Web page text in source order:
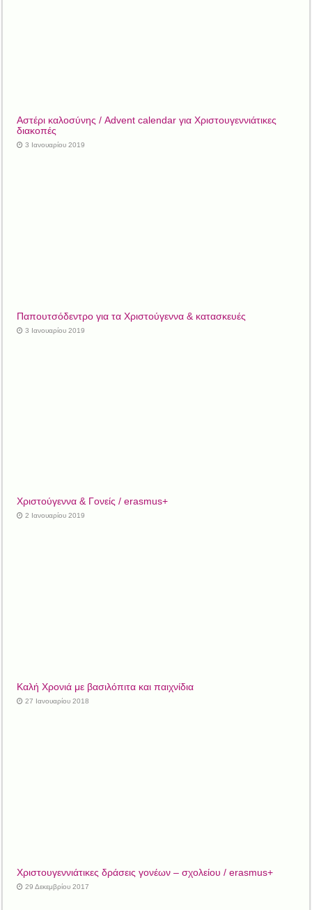
Αστέρι καλοσύνης / Advent calendar για Χριστουγεννιάτικες
διακοπές
3 Ιανουαρίου 2019
Παπουτσόδεντρο για τα Χριστούγεννα & κατασκευές
3 Ιανουαρίου 2019
Χριστούγεννα & Γονείς / erasmus+
2 Ιανουαρίου 2019
Καλή Χρονιά με βασιλόπιτα και παιχνίδια
27 Ιανουαρίου 2018
Χριστουγεννιάτικες δράσεις γονέων – σχολείου / erasmus+
29 Δεκεμβρίου 2017